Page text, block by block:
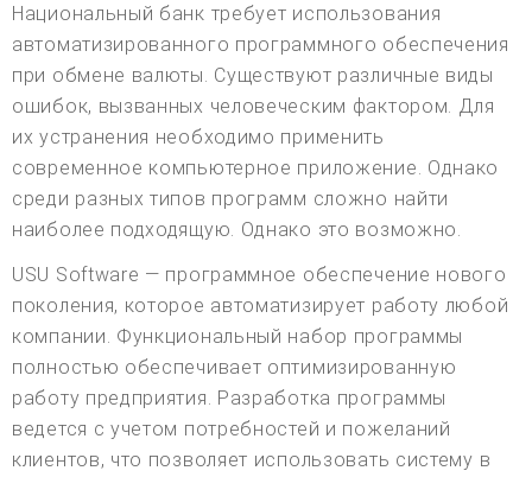
Национальный банк требует использования
автоматизированного программного обеспечения
при обмене валюты. Существуют различные виды
ошибок, вызванных человеческим фактором. Для
их устранения необходимо применить
современное компьютерное приложение. Однако
среди разных типов программ сложно найти
наиболее подходящую. Однако это возможно.
USU Software — программное обеспечение нового
поколения, которое автоматизирует работу любой
компании. Функциональный набор программы
полностью обеспечивает оптимизированную
работу предприятия. Разработка программы
ведется с учетом потребностей и пожеланий
клиентов, что позволяет использовать систему в